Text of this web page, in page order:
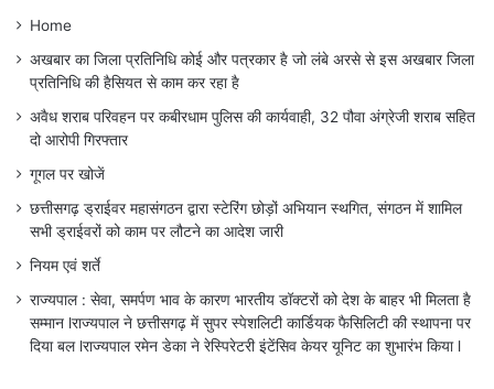
Home
अखबार का जिला प्रतिनिधि कोई और पत्रकार है जो लंबे अरसे से इस अखबार जिला
प्रतिनिधि की हैसियत से काम कर रहा है
अवैध शराब परिवहन पर कबीरधाम पुलिस की कार्यवाही, 32 पौवा अंग्रेजी शराब सहित
दो आरोपी गिरफ्तार
गूगल पर खोजें
छत्तीसगढ़ ड्राईवर महासंगठन द्वारा स्टेरिंग छोड़ों अभियान स्थगित, संगठन में शामिल
सभी ड्राईवरों को काम पर लौटने का आदेश जारी
नियम एवं शर्ते
राज्यपाल : सेवा, समर्पण भाव के कारण भारतीय डॉक्टरों को देश के बाहर भी मिलता है
सम्मान lराज्यपाल ने छत्तीसगढ़ में सुपर स्पेशलिटी कार्डियक फैसिलिटी की स्थापना पर
दिया बल lराज्यपाल रमेन डेका ने रेस्पिरेटरी इंटेंसिव केयर यूनिट का शुभारंभ किया l